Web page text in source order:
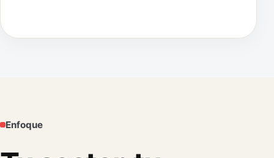
Enfoque